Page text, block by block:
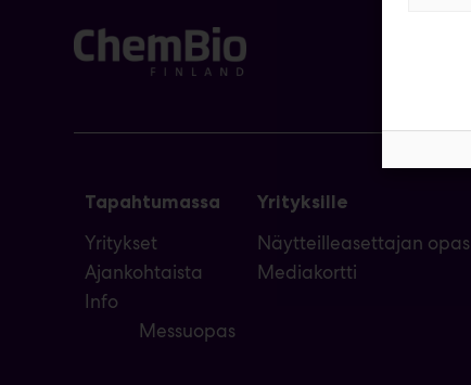
Tapahtumassa
Yritykset
Ajankohtaista
Info
Messuopas
Yrityksille
Näytteilleasettajan opas
Mediakortti